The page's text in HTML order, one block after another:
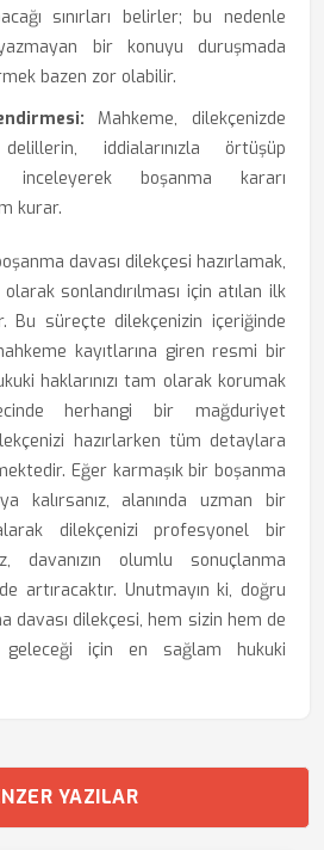
sınırları belirler; bu nedenle
bir konuyu duruşmada
bazen zor olabilir.
Mahkeme, dilekçenizde
iddialarınızla örtüşüp
inceleyerek boşanma kararı
kurar.
davası dilekçesi hazırlamak,
sonlandırılması için atılan ilk
Bu süreçte dilekçenizin içeriğinde
kayıtlarına giren resmi bir
haklarınızı tam olarak korumak
herhangi bir mağduriyet
hazırlarken tüm detaylara
Eğer karmaşık bir boşanma
kalırsanız, alanında uzman bir
dilekçenizi profesyonel bir
davanızın olumlu sonuçlanma
artıracaktır. Unutmayın ki, doğru
davası dilekçesi, hem sizin hem de
geleceği için en sağlam hukuki
YAZILAR